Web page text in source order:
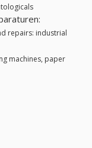
repairs: industrial
machines, paper